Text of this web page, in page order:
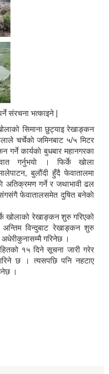
संरचना भत्काइने |
सिमाना छुट्याइ रेखाङ्कन
चर्चेकाे जमिनबाट ५/५ मिटर
गर्ने कार्यकाे बुधबार महानगरका
गर्नुभयाे । फिर्के खाेला
बुलौंदी हुँदै फेवातालमा
अतिक्रमण गर्ने र जथाभावी ढल
फेवातालसमेत दुषित बनेकाे
खोलाको रेखाङ्कन शुरु गरिएको
अन्तिम विन्दुबाट रेखाङ्कन शुरु
गरिनेछ ।
१५ दिने सूचना जारी गरेर
छ । त्यसपछि पनि नहटाए
।